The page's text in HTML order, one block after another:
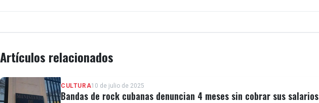
Artículos relacionados
CULTURA10 de julio de 2025
Bandas de rock cubanas denuncian 4 meses sin cobrar sus salarios